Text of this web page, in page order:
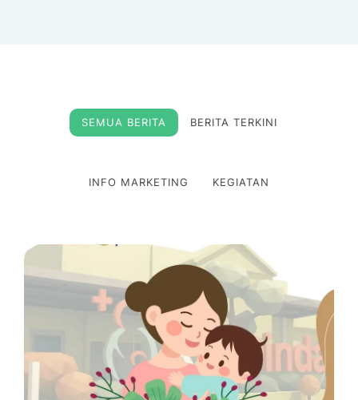
SEMUA BERITA BERITA TERKINI
INFO MARKETING KEGIATAN